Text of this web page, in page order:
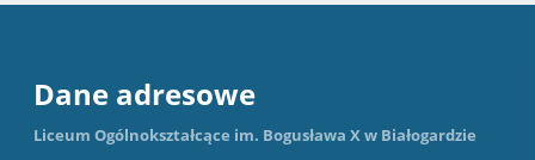
Dane adresowe
Liceum Ogólnokształcące im. Bogusława X w Białogardzie